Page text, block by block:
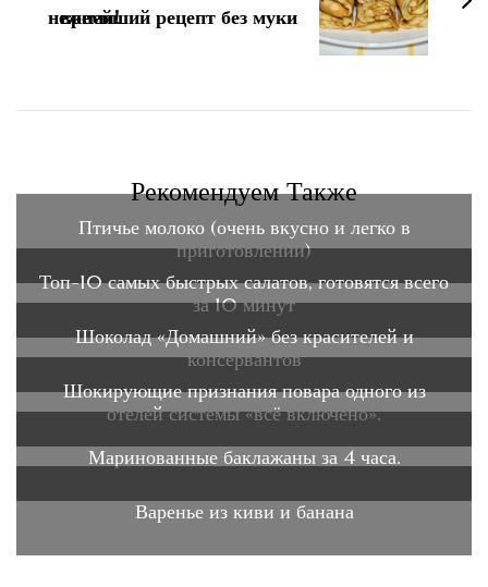
нежнейший рецепт без муки
Рекомендуем Также
Птичье молоко (очень вкусно и легко в
приготовлении)
Топ-10 самых быстрых салатов, готовятся всего
за 10 минут
Шоколад «Домашний» без красителей и
консервантов
Шокирующие признания повара одного из
отелей системы «всё включено».
Маринованные баклажаны за 4 часа.
Варенье из киви и банана